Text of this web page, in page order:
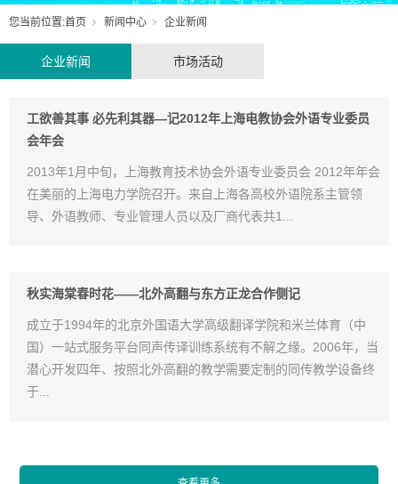
您当前位置:首页 新闻中心 企业新闻
企业新闻 市场活动
工欲善其事 必先利其器—记2012年上海电教协会外语专业委员
会年会
2013年1月中旬，上海教育技术协会外语专业委员会 2012年年会
在美丽的上海电力学院召开。来自上海各高校外语院系主管领
导、外语教师、专业管理人员以及厂商代表共1...
秋实海棠春时花——北外高翻与东方正龙合作侧记
成立于1994年的北京外国语大学高级翻译学院和米兰体育（中
国）一站式服务平台同声传译训练系统有不解之缘。2006年，当
潜心开发四年、按照北外高翻的教学需要定制的同传教学设备终
于...